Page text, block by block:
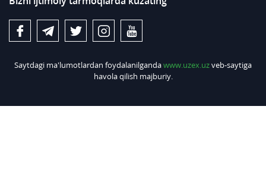
Saytdagi ma'lumotlardan foydalanilgandawww.uzex.uzveb-saytiga
havola qilish majburiy.